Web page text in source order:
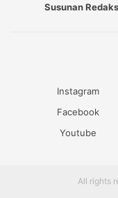
Susunan
Instagram
Facebook
Youtube
All rights